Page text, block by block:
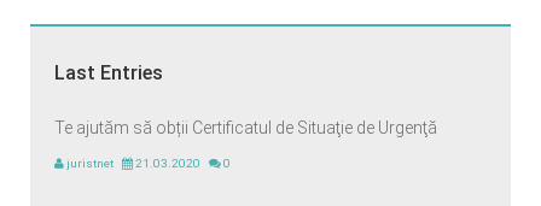
Last Entries
Te ajutăm să obții Certificatul de Situaţie de Urgenţă
juristnet 21.03.2020 0